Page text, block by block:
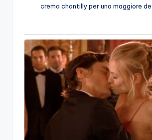
crema chantilly per una maggiore